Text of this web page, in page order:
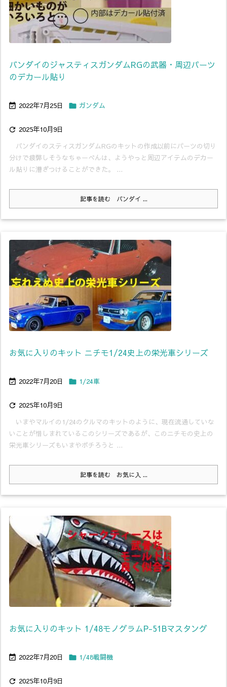
バンダイのジャスティスガンダムRGの武器・周辺パーツ
のデカール貼り
 2022年7月25日  ガンダム
 2025年10月9日
バンダイのスティスガンダムRGのキットの作成以前にパーツの切り
分けで疲弊しそうなちゃーべんは、ようやっと周辺アイテムのデカー
ル貼りに漕ぎつけることができた。 ...
記事を読む バンダイ ...
お気に入りのキット ニチモ1/24史上の栄光車シリーズ
 2022年7月20日  1/24車
 2025年10月9日
いまやマルイの1/24のクルマのキットのように、現在流通していな
いことが惜しまれているこのシリーズであるが、このニチモの史上の
栄光車シリーズもいまやポチろうと ...
記事を読む お気に入 ...
お気に入りのキット 1/48モノグラムP-51Bマスタング
 2022年7月20日  1/48戦闘機
 2025年10月9日